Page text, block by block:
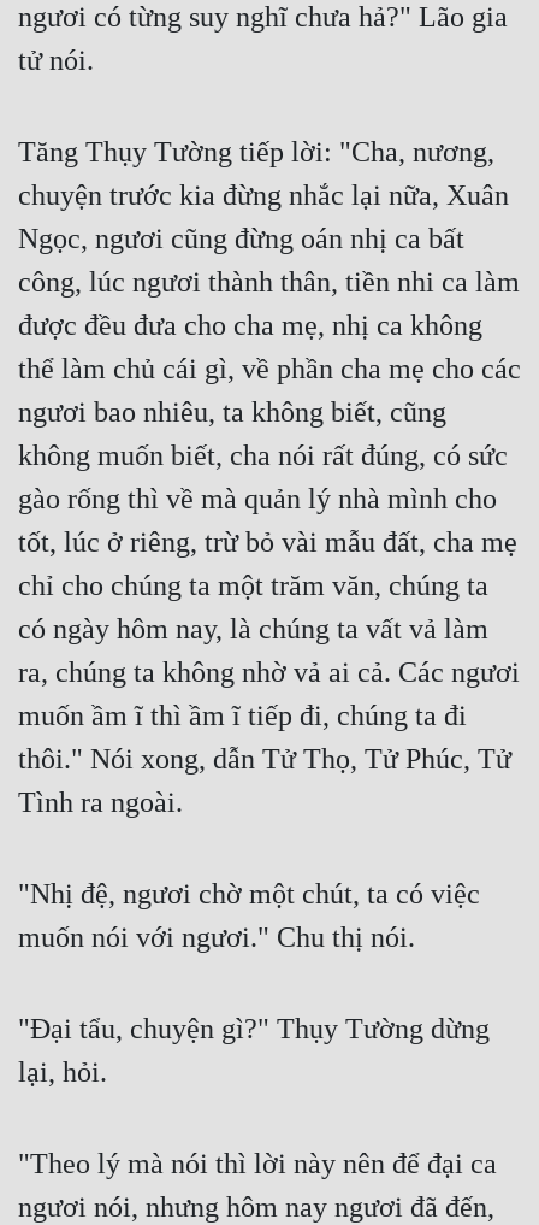
ngươi có từng suy nghĩ chưa hả?" Lão gia
tử nói.
Tăng Thụy Tường tiếp lời: "Cha, nương,
chuyện trước kia đừng nhắc lại nữa, Xuân
Ngọc, ngươi cũng đừng oán nhị ca bất
công, lúc ngươi thành thân, tiền nhi ca làm
được đều đưa cho cha mẹ, nhị ca không
thể làm chủ cái gì, về phần cha mẹ cho các
ngươi bao nhiêu, ta không biết, cũng
không muốn biết, cha nói rất đúng, có sức
gào rống thì về mà quản lý nhà mình cho
tốt, lúc ở riêng, trừ bỏ vài mẫu đất, cha mẹ
chỉ cho chúng ta một trăm văn, chúng ta
có ngày hôm nay, là chúng ta vất vả làm
ra, chúng ta không nhờ vả ai cả. Các ngươi
muốn ầm ĩ thì ầm ĩ tiếp đi, chúng ta đi
thôi." Nói xong, dẫn Tử Thọ, Tử Phúc, Tử
Tình ra ngoài.
"Nhị đệ, ngươi chờ một chút, ta có việc
muốn nói với ngươi." Chu thị nói.
"Đại tẩu, chuyện gì?" Thụy Tường dừng
lại, hỏi.
"Theo lý mà nói thì lời này nên để đại ca
ngươi nói, nhưng hôm nay ngươi đã đến,